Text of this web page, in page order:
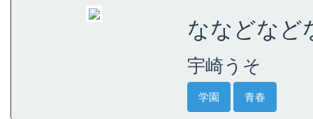
ななどなど
宇崎うそ
学園 青春